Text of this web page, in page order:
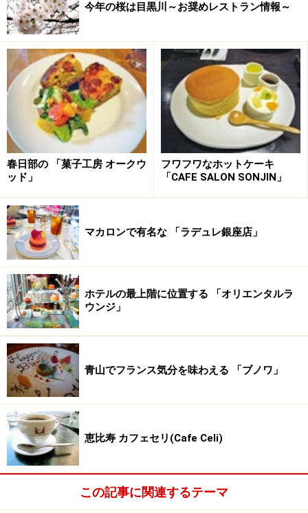
今年の桜は目黒川～お奨めレストラン情報～
春日部の 「菓子工房 オークウ
ッド」
フワフワなホットケーキ
「CAFE SALON SONJIN」
マカロンで有名な 「ラデュレ銀座店」
ホテルの最上階に位置する 「オリエンタルラ
ウンジ」
青山でフランス気分を味わえる 「ブノワ」
恵比寿 カフェセリ(Cafe Celi)
この記事に関連するテーマ